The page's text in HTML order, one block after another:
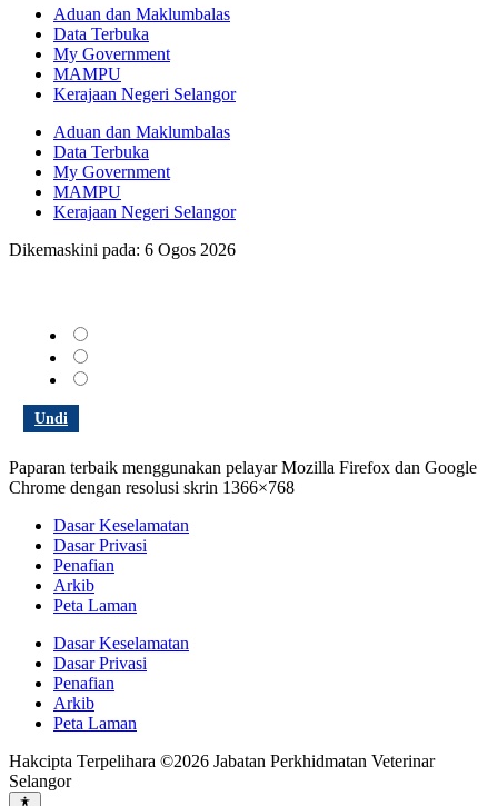
Aduan dan Maklumbalas
Data Terbuka
My Government
MAMPU
Kerajaan Negeri Selangor
Aduan dan Maklumbalas
Data Terbuka
My Government
MAMPU
Kerajaan Negeri Selangor
Dikemaskini pada: 6 Ogos 2026
Undi
Paparan terbaik menggunakan pelayar Mozilla Firefox dan Google
Chrome dengan resolusi skrin 1366×768
Dasar Keselamatan
Dasar Privasi
Penafian
Arkib
Peta Laman
Dasar Keselamatan
Dasar Privasi
Penafian
Arkib
Peta Laman
Dasar Privasi
Hakcipta Terpelihara ©2026 Jabatan Perkhidmatan Veterinar
Selangor